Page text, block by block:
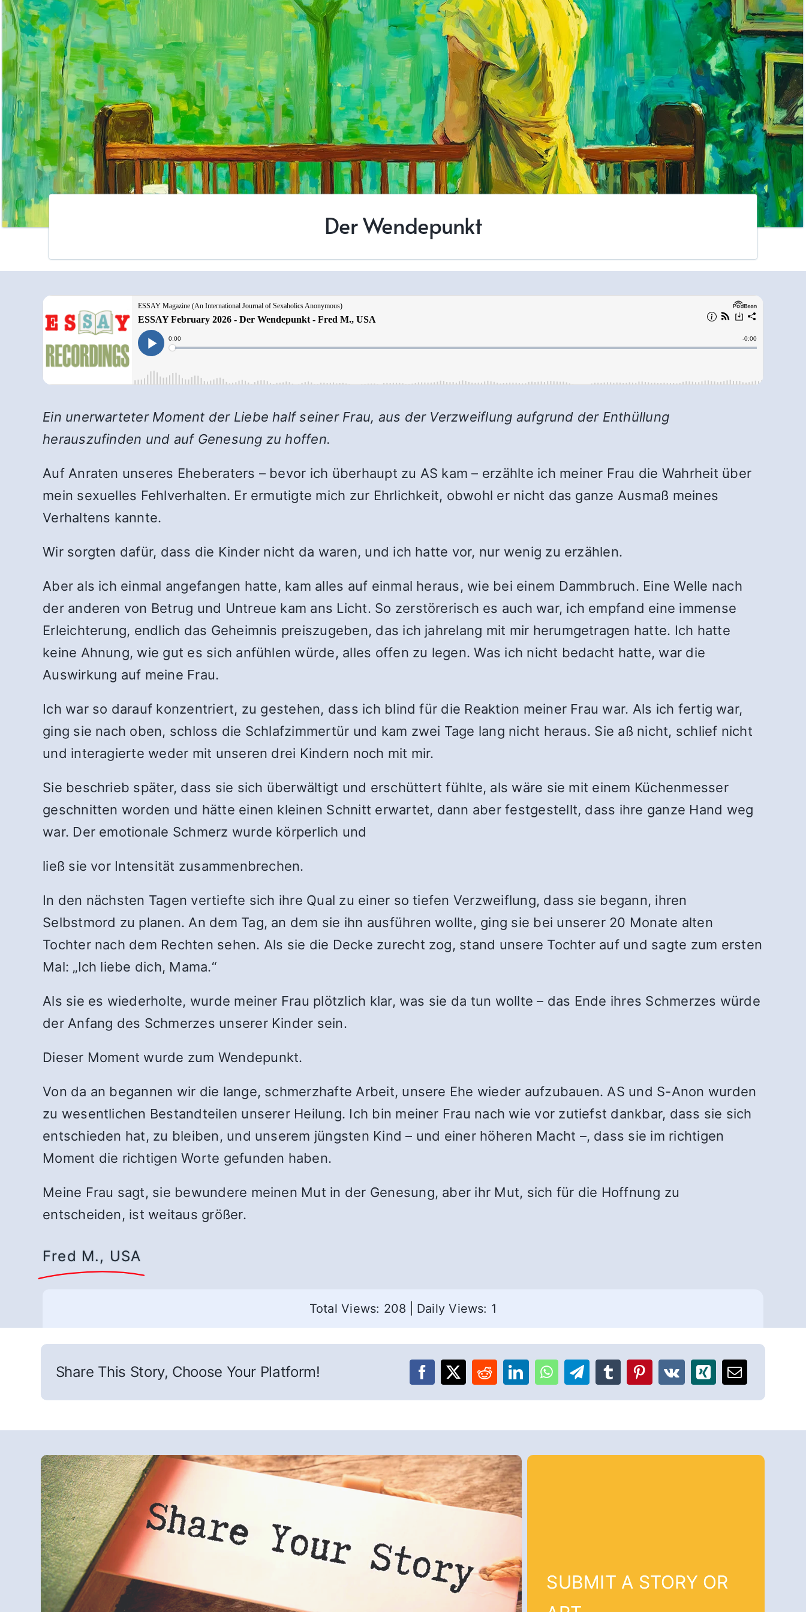
Der Wendepunkt
Ein unerwarteter Moment der Liebe half seiner Frau, aus der Verzweiflung aufgrund der Enthüllung
herauszufinden und auf Genesung zu hoffen.
Auf Anraten unseres Eheberaters – bevor ich überhaupt zu AS kam – erzählte ich meiner Frau die Wahrheit über
mein sexuelles Fehlverhalten. Er ermutigte mich zur Ehrlichkeit, obwohl er nicht das ganze Ausmaß meines
Verhaltens kannte.
Wir sorgten dafür, dass die Kinder nicht da waren, und ich hatte vor, nur wenig zu erzählen.
Aber als ich einmal angefangen hatte, kam alles auf einmal heraus, wie bei einem Dammbruch. Eine Welle nach
der anderen von Betrug und Untreue kam ans Licht. So zerstörerisch es auch war, ich empfand eine immense
Erleichterung, endlich das Geheimnis preiszugeben, das ich jahrelang mit mir herumgetragen hatte. Ich hatte
keine Ahnung, wie gut es sich anfühlen würde, alles offen zu legen. Was ich nicht bedacht hatte, war die
Auswirkung auf meine Frau.
Ich war so darauf konzentriert, zu gestehen, dass ich blind für die Reaktion meiner Frau war. Als ich fertig war,
ging sie nach oben, schloss die Schlafzimmertür und kam zwei Tage lang nicht heraus. Sie aß nicht, schlief nicht
und interagierte weder mit unseren drei Kindern noch mit mir.
Sie beschrieb später, dass sie sich überwältigt und erschüttert fühlte, als wäre sie mit einem Küchenmesser
geschnitten worden und hätte einen kleinen Schnitt erwartet, dann aber festgestellt, dass ihre ganze Hand weg
war. Der emotionale Schmerz wurde körperlich und
ließ sie vor Intensität zusammenbrechen.
In den nächsten Tagen vertiefte sich ihre Qual zu einer so tiefen Verzweiflung, dass sie begann, ihren
Selbstmord zu planen. An dem Tag, an dem sie ihn ausführen wollte, ging sie bei unserer 20 Monate alten
Tochter nach dem Rechten sehen. Als sie die Decke zurecht zog, stand unsere Tochter auf und sagte zum ersten
Mal: „Ich liebe dich, Mama.“
Als sie es wiederholte, wurde meiner Frau plötzlich klar, was sie da tun wollte – das Ende ihres Schmerzes würde
der Anfang des Schmerzes unserer Kinder sein.
Dieser Moment wurde zum Wendepunkt.
Von da an begannen wir die lange, schmerzhafte Arbeit, unsere Ehe wieder aufzubauen. AS und S-Anon wurden
zu wesentlichen Bestandteilen unserer Heilung. Ich bin meiner Frau nach wie vor zutiefst dankbar, dass sie sich
entschieden hat, zu bleiben, und unserem jüngsten Kind – und einer höheren Macht –, dass sie im richtigen
Moment die richtigen Worte gefunden haben.
Meine Frau sagt, sie bewundere meinen Mut in der Genesung, aber ihr Mut, sich für die Hoffnung zu
entscheiden, ist weitaus größer.
Fred M., USA
Total Views: 208 Daily Views: 1
Share This Story, Choose Your Platform!
SUBMIT A STORY OR